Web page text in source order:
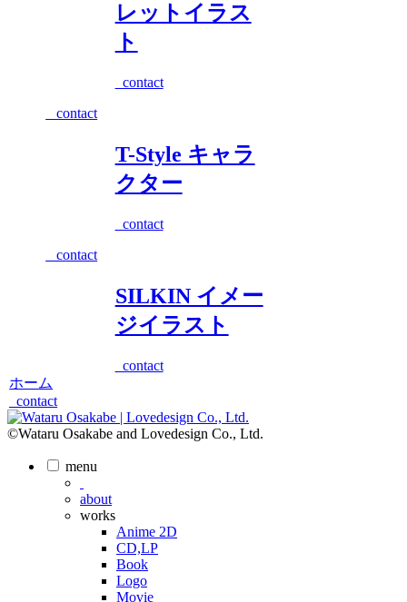
レットイラス
ト
_contact
_contact
T-Style キャラ
クター
_contact
_contact
SILKIN イメー
ジイラスト
_contact
ホーム
_contact
©Wataru Osakabe and Lovedesign Co., Ltd.
menu
about
works
Anime 2D
CD,LP
Book
Logo
Movie